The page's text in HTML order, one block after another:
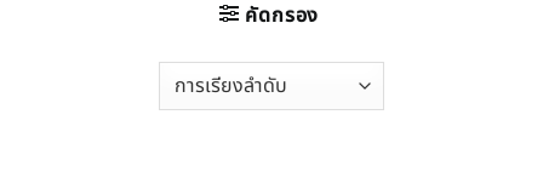
คัดกรอง